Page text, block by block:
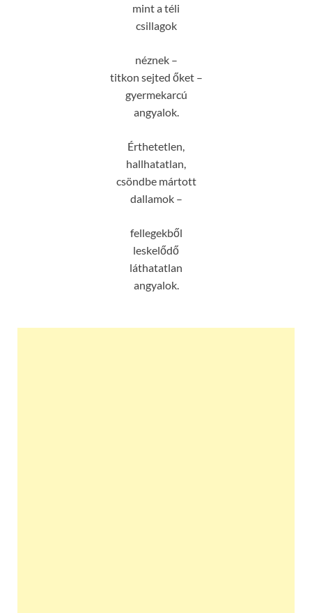
mint a téli
csillagok
néznek –
titkon sejted őket –
gyermekarcú
angyalok.
Érthetetlen,
hallhatatlan,
csöndbe mártott
dallamok –
fellegekből
leskelődő
láthatatlan
angyalok.